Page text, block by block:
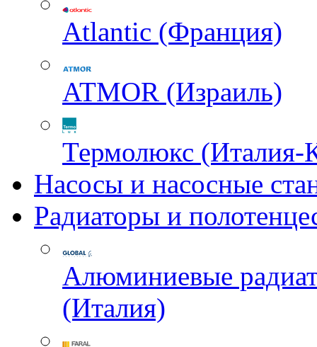
Atlantic (Франция)
ATMOR (Израиль)
Термолюкс (Италия-
Насосы и насосные
Радиаторы и
Алюминиевые
(Италия)